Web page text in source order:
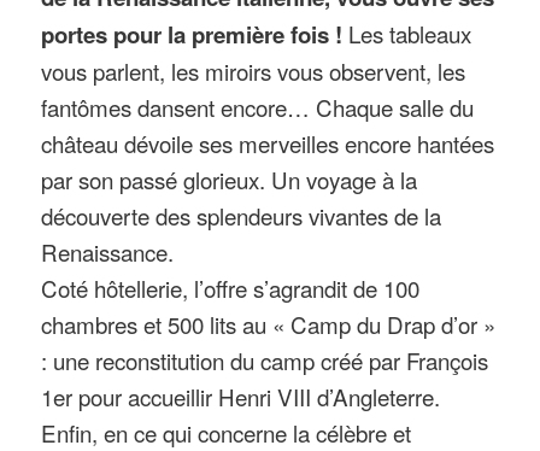
portes pour la première fois ! Les tableaux
vous parlent, les miroirs vous observent, les
fantômes dansent encore… Chaque salle du
château dévoile ses merveilles encore hantées
par son passé glorieux. Un voyage à la
découverte des splendeurs vivantes de la
Renaissance.
Coté hôtellerie, l’offre s’agrandit de 100
chambres et 500 lits au « Camp du Drap d’or »
: une reconstitution du camp créé par François
1er pour accueillir Henri VIII d’Angleterre.
Enfin, en ce qui concerne la célèbre et